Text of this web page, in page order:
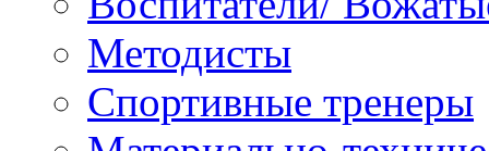
Методисты
Спортивные тренеры